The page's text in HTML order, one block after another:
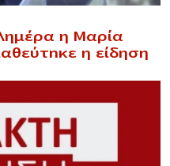
η Μαρία
η είδηση